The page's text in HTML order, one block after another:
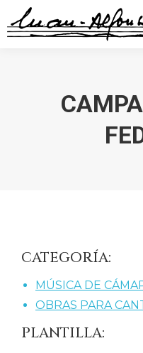
CATEGORÍA:
MÚSICA DE
OBRAS PARA
PLANTILLA: